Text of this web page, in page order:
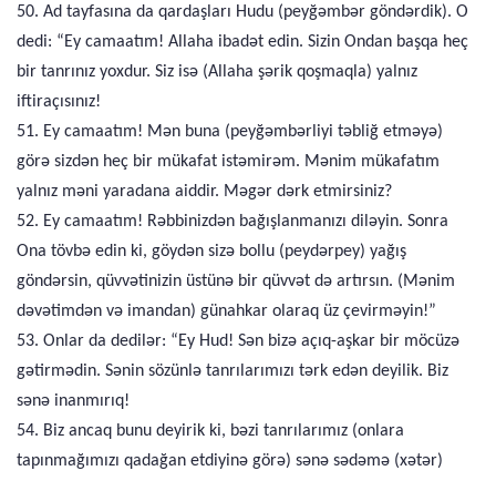
50. Ad tayfasına da qardaşları Hudu (peyğəmbər göndərdik). O
dedi: “Ey camaatım! Allaha ibadət edin. Sizin Ondan başqa heç
bir tanrınız yoxdur. Siz isə (Allaha şərik qoşmaqla) yalnız
iftiraçısınız!
51. Ey camaatım! Mən buna (peyğəmbərliyi təbliğ etməyə)
görə sizdən heç bir mükafat istəmirəm. Mənim mükafatım
yalnız məni yaradana aiddir. Məgər dərk etmirsiniz?
52. Ey camaatım! Rəbbinizdən bağışlanmanızı diləyin. Sonra
Ona tövbə edin ki, göydən sizə bollu (peydərpey) yağış
göndərsin, qüvvətinizin üstünə bir qüvvət də artırsın. (Mənim
dəvətimdən və imandan) günahkar olaraq üz çevirməyin!”
53. Onlar da dedilər: “Ey Hud! Sən bizə açıq-aşkar bir möcüzə
gətirmədin. Sənin sözünlə tanrılarımızı tərk edən deyilik. Biz
sənə inanmırıq!
54. Biz ancaq bunu deyirik ki, bəzi tanrılarımız (onlara
tapınmağımızı qadağan etdiyinə görə) sənə sədəmə (xətər)